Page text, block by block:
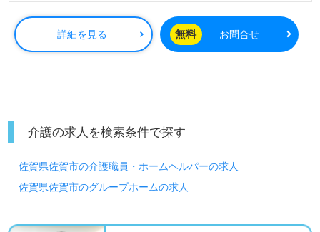
詳細を見る 無料 お問合せ
介護の求人を検索条件で探す
佐賀県佐賀市の介護職員・ホームヘルパーの求人
佐賀県佐賀市のグループホームの求人